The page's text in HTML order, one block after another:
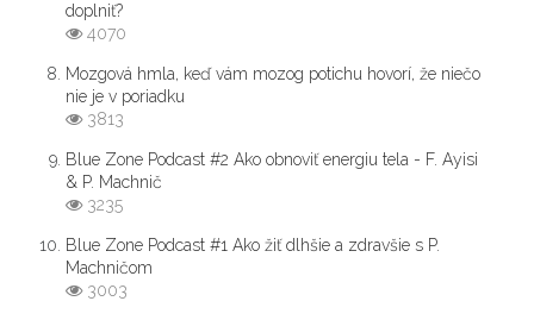
doplniť?
4070
Mozgová hmla, keď vám mozog potichu hovorí, že niečo
nie je v poriadku
3813
Blue Zone Podcast #2 Ako obnoviť energiu tela - F. Ayisi
& P. Machnič
3235
Blue Zone Podcast #1 Ako žiť dlhšie a zdravšie s P.
Machničom
3003